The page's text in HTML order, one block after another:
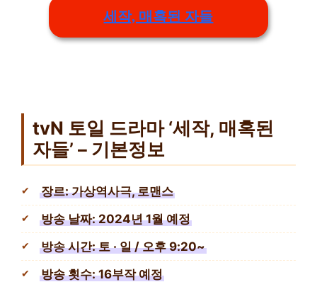
세작, 매혹된 자들
tvN 토일 드라마 ‘세작, 매혹된
자들’ – 기본정보
장르: 가상역사극, 로맨스
방송 날짜: 2024년 1월 예정
방송 시간: 토 · 일 / 오후 9:20~
방송 횟수: 16부작 예정